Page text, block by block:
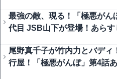
最強の敵、現る！「極悪がん
代目 JSB山下が登場！あらす
尾野真千子が竹内力とバデ
行屋！「極悪がんぼ」第4話